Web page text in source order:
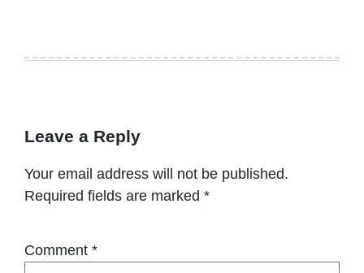
Leave a Reply
Your email address will not be published.
Required fields are marked *
Comment *